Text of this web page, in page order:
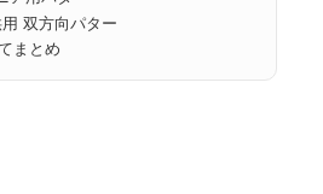
用 双方向パター
まとめ